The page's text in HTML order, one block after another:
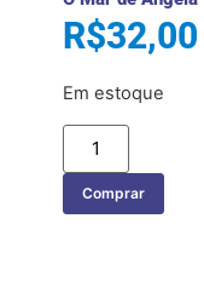
R$32,00
Em estoque
Comprar